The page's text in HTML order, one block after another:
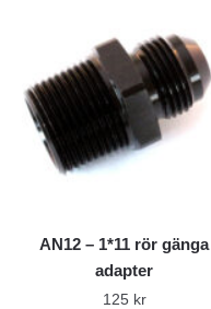
AN12 – 1*11 rör gänga
adapter
125 kr